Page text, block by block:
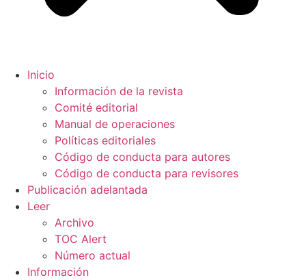
Inicio
Información de la revista
Comité editorial
Manual de operaciones
Políticas editoriales
Código de conducta para autores
Código de conducta para revisores
Publicación adelantada
Leer
Archivo
TOC Alert
Número actual
Información